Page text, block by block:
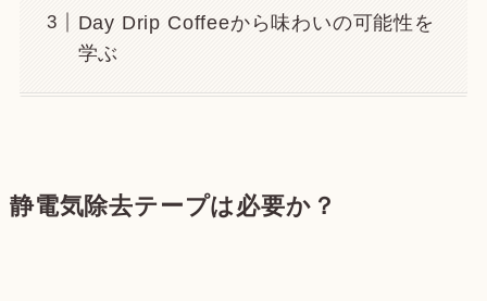
Day Drip Coffeeから味わいの可能性を
学ぶ
静電気除去テープは必要か？